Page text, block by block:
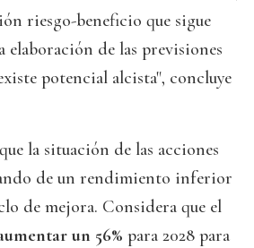
riesgo-beneficio que sigue
elaboración de las previsiones
potencial alcista", concluye
la situación de las acciones
de un rendimiento inferior
de mejora. Considera que el
un 56% para 2028 para